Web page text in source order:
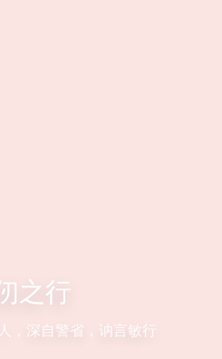
之行
，深自警省，讷言敏行